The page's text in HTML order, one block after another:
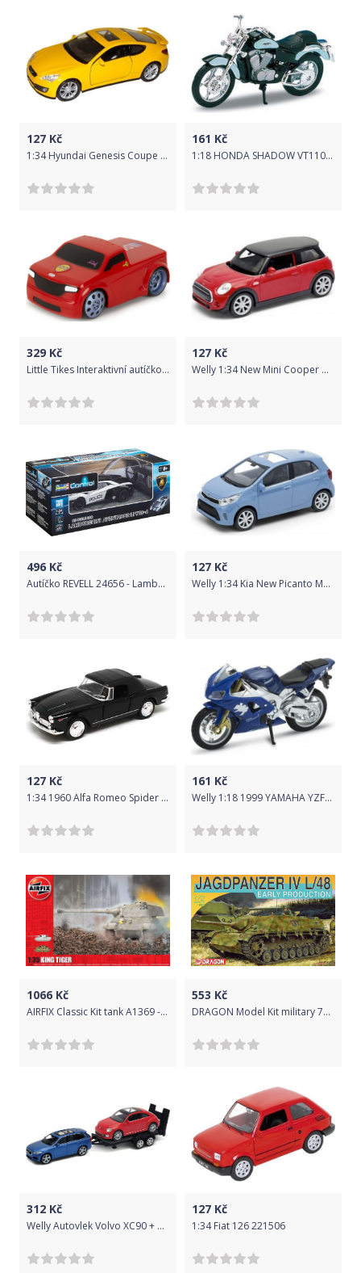
127 Kč
1:34 Hyundai Genesis Coupe 221352
161 Kč
1:18 HONDA SHADOW VT1100C 225940
329 Kč
Little Tikes Interaktivní autíčko Červené
127 Kč
Welly 1:34 New Mini Cooper Hatch Oranžová
496 Kč
Autíčko REVELL 24656 - Lamborghini "POLICE"
127 Kč
Welly 1:34 Kia New Picanto Modrá
127 Kč
1:34 1960 Alfa Romeo Spider 2600 222008
161 Kč
Welly 1:18 1999 YAMAHA YZF-R1 Modrá tmavá
1066 Kč
AIRFIX Classic Kit tank A1369 - King Tiger (1:35)
553 Kč
DRAGON Model Kit military 7276 - JAGDPANZER IV L/48 EARLY PRODUCTION (1:72)
312 Kč
Welly Autovlek Volvo XC90 + VW The Beetle 1:38
127 Kč
1:34 Fiat 126 221506